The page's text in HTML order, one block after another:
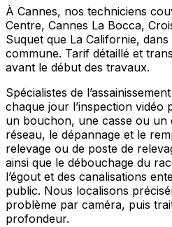
À Cannes, nos techniciens
Centre, Cannes La Bocca,
Suquet que La Californie,
commune. Tarif détaillé et
avant le début des travaux.
Spécialistes de
chaque jour l’inspection
un bouchon, une casse ou
réseau, le dépannage et le
relevage ou de poste de
ainsi que le débouchage du
l’égout et des canalisations
public. Nous localisons
problème par caméra, puis
profondeur.